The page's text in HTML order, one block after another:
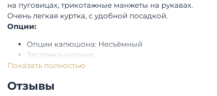
на пуговицах, трикотажные манжеты на рукавах.
Очень легкая куртка, с удобной посадкой.
Опции:
Опции капюшона: Несъёмный
Застежка-молния
Верхняя ткань: SOFTTEX, 100% нейлон
Показать полностью
Отзывы